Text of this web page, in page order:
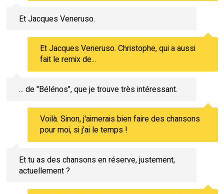
Et Jacques Veneruso.
Et Jacques Veneruso. Christophe, qui a aussi
fait le remix de...
... de "Bélénos", que je trouve très intéressant.
Voilà. Sinon, j'aimerais bien faire des chansons
pour moi, si j'ai le temps !
Et tu as des chansons en réserve, justement,
actuellement ?